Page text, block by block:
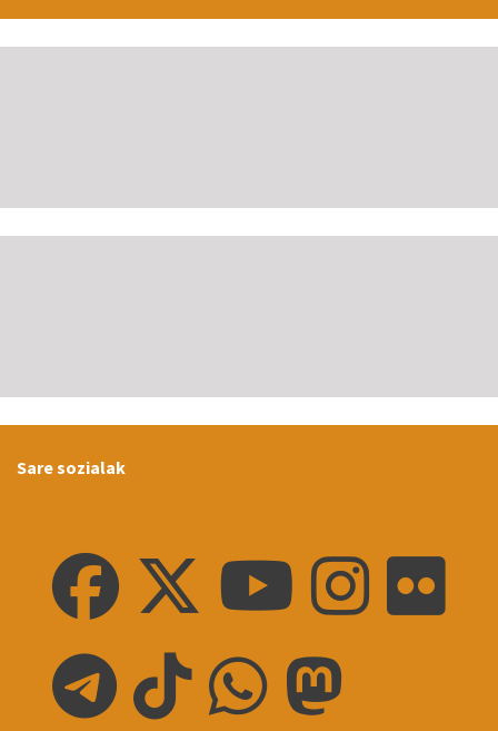
Sare sozialak